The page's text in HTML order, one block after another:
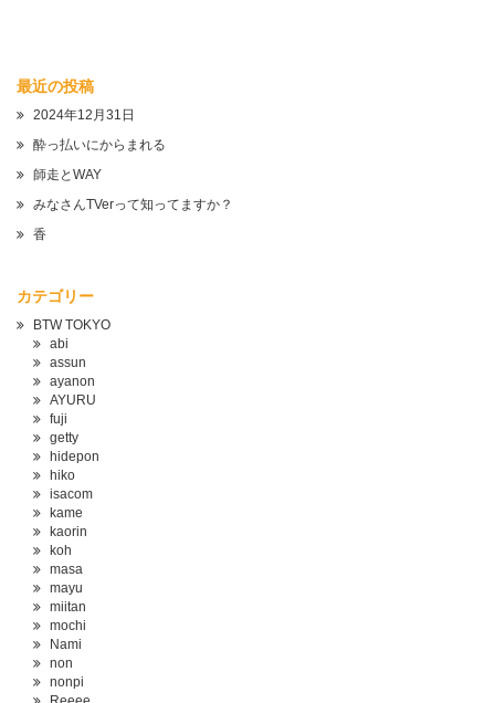
最近の投稿
2024年12月31日
酔っ払いにからまれる
師走とWAY
みなさんTVerって知ってますか？
香
カテゴリー
BTW TOKYO
abi
assun
ayanon
AYURU
fuji
getty
hidepon
hiko
isacom
kame
kaorin
koh
masa
mayu
miitan
mochi
Nami
non
nonpi